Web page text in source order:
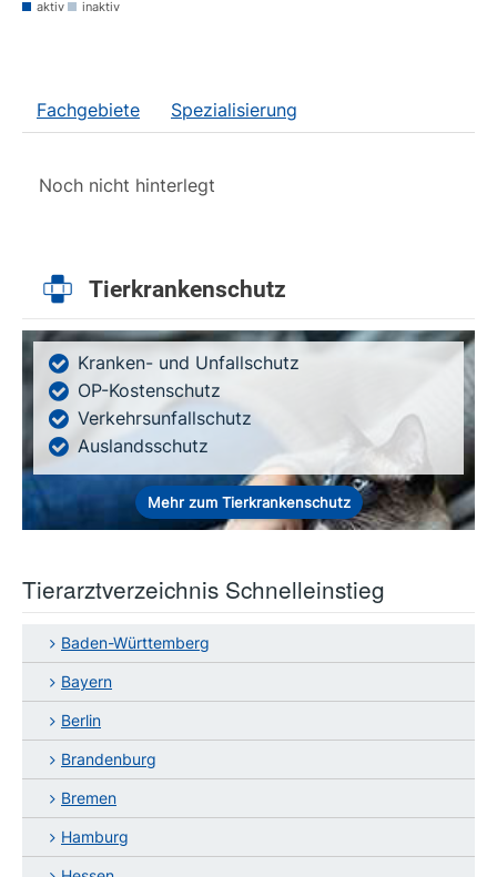
aktiv inaktiv
Fachgebiete Spezialisierung
Noch nicht hinterlegt
Tierkrankenschutz
Kranken- und Unfallschutz
OP-Kostenschutz
Verkehrsunfallschutz
Auslandsschutz
Mehr zum Tierkrankenschutz
Tierarztverzeichnis Schnelleinstieg
Baden-Württemberg
Bayern
Berlin
Brandenburg
Bremen
Hamburg